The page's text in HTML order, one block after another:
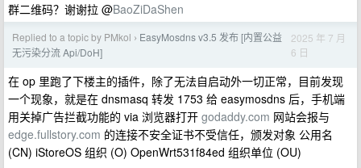
群二维码？谢谢拉 @BaoZiDaShen
Replied to a topic by PMkol › EasyMosdns v3.5 发布 [内置公益
无污染分流 Api/DoH]
2025 年 7 月
6 日
在 op 里跑了下楼主的插件，除了无法自启动外一切正常，目前发现
一个现象，就是在 dnsmasq 转发 1753 给 easymosdns 后，手机端
用关掉广告拦截功能的 via 浏览器打开 godaddy.com 网站会报与
edge.fullstory.com 的连接不安全证书不受信任，颁发对象 公用名
(CN) iStoreOS 组织 (O) OpenWrt531f84ed 组织单位 (OU)